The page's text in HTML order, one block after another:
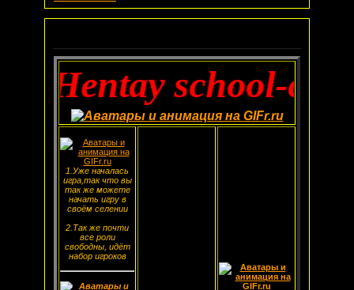
Hentay school-
1.Уже началась
игра,так что вы
так же можете
начать игру в
своём селении
2.Так же почти
все роли
свободны, идёт
набор игроков